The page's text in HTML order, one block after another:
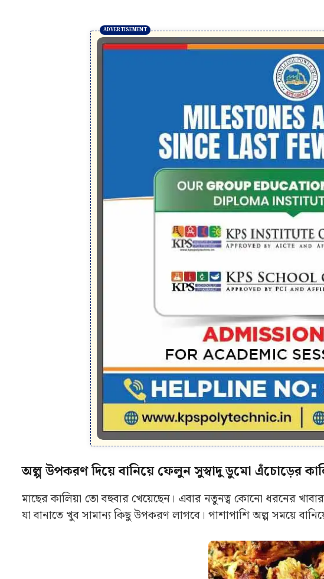
অল্প উপকরণ দিয়ে বানিয়ে ফেলুন সুস্বাদু ডুমো এঁচোড়ের
মাছের কালিয়া তো বহুবার খেয়েছেন। এবার নতুনত্ব কোনো ধরনের
যা বানাতে খুব সামান্য কিছু উপকরণ লাগবে। পাশাপাশি অল্প সময়ে